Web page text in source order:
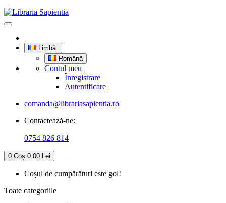
Limbă
Română
Contul meu
Înregistrare
Autentificare
comanda@librariasapientia.ro
Contactează-ne:
0754 826 814
0 Coș 0,00 Lei
Coșul de cumpărături este gol!
Toate categoriile